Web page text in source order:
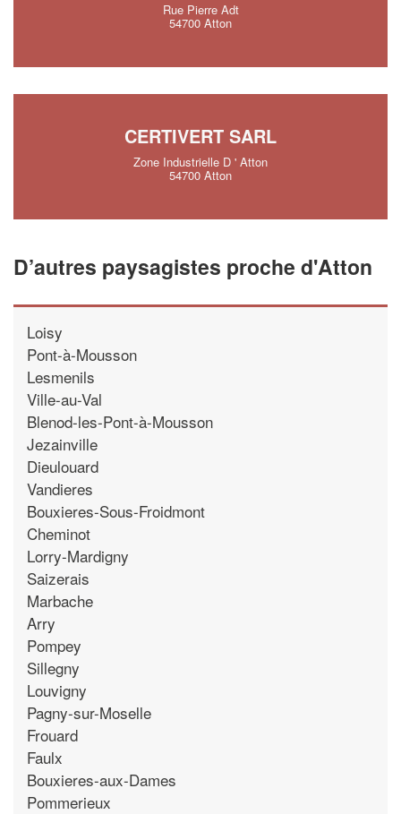
Rue Pierre Adt
54700 Atton
CERTIVERT SARL
Zone Industrielle D ' Atton
54700 Atton
D’autres paysagistes proche d'Atton
Loisy
Pont-à-Mousson
Lesmenils
Ville-au-Val
Blenod-les-Pont-à-Mousson
Jezainville
Dieulouard
Vandieres
Bouxieres-Sous-Froidmont
Cheminot
Lorry-Mardigny
Saizerais
Marbache
Arry
Pompey
Sillegny
Louvigny
Pagny-sur-Moselle
Frouard
Faulx
Bouxieres-aux-Dames
Pommerieux